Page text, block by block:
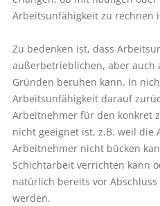
Arbeitsunfähigkeit zu rechnen
Zu bedenken ist, dass
außerbetrieblichen, aber
Gründen beruhen kann. In
Arbeitsunfähigkeit darauf
Arbeitnehmer für den konkret
nicht geeignet ist, z.B. weil die
Arbeitnehmer nicht bücken
Schichtarbeit verrichten kann
natürlich bereits vor
werden.